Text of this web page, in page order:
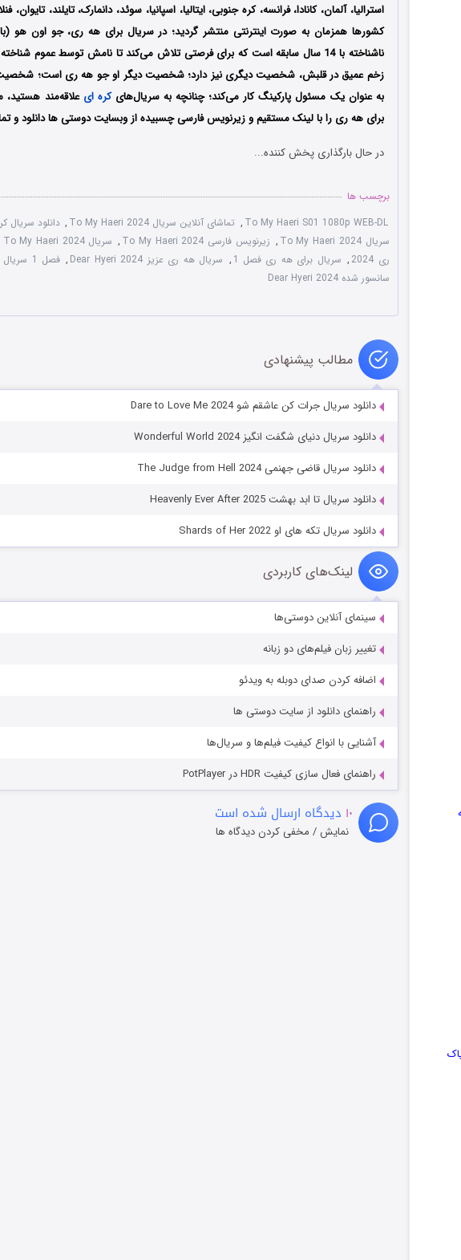
استرالیا، آلمان، کانادا، فرانسه، کره جنوبی، ایتالیا، اسپانیا، سوئد، دانمارک، تایلند،
کشورها همزمان به صورت اینترنتی منتشر گردید؛ در سریال برای هه ری، جو اون هو
ناشناخته با 14 سال سابقه است که برای فرصتی تلاش می‌کند تا نامش توسط عموم
زخم عمیق در قلبش، شخصیت دیگری نیز دارد؛ شخصیت دیگر او جو هه ری است؛
به عنوان یک مسئول پارکینگ کار می‌کند؛ چنانچه به سریال‌هایکره ای علاقه‌مند
برای هه ری را با لینک مستقیم و زیرنویس فارسی چسبیده از وبسایت دوستی ها دانلود و
در حال بارگذاری پخش کننده...
برچسب ها
To My Haeri S01 1080p WEB-DL
, تماشای آنلاین سریال To My Haeri 2024 , دانلود سریال
سریال To My Haeri 2024
, زیرنویس فارسی To My Haeri 2024 , سریال To My Haeri 2024 با زیرنویس چسبیده
ری 2024
, سریال برای هه ری فصل 1 , سریال هه ری عزیز Dear Hyeri 2024 , فصل 1 سریال کره ای To My Haeri 2024
سانسور شده Dear Hyeri 2024
مطالب پیشنهادی
دانلود سریال جرات کن عاشقم شو Dare to Love Me 2024
دانلود سریال دنیای شگفت انگیز Wonderful World 2024
دانلود سریال قاضی جهنمی The Judge from Hell 2024
دانلود سریال تا ابد بهشت Heavenly Ever After 2025
دانلود سریال تکه های او Shards of Her 2022
لینک‌های کاربردی
سینمای آنلاین دوستی‌ها
تغییر زبان فیلم‌های دو زبانه
اضافه کردن صدای دوبله به ویدئو
راهنمای دانلود از سایت دوستی ها
آشنایی با انواع کیفیت فیلم‌ها و سریال‌ها
راهنمای فعال سازی کیفیت HDR در PotPlayer
۱۰ دیدگاه ارسال شده است
نمایش / مخفی کردن دیدگاه ها